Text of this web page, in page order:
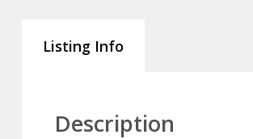
Listing Info
Description